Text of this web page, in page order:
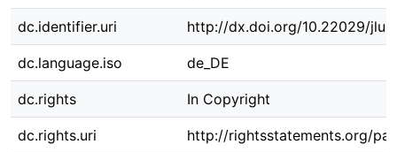
dc.identifier.uri http://dx.doi.org/10.22029/
dc.language.iso de_DE
dc.rights In Copyright
dc.rights.uri http://rightsstatements.org/